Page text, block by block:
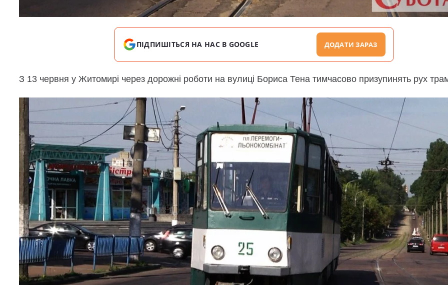
ПІДПИШІТЬСЯ НА НАС В GOOGLE ДОДАТИ ЗАРАЗ
З 13 червня у Житомирі через дорожні роботи на вулиці Бориса Тена тимчасово призупинять рух